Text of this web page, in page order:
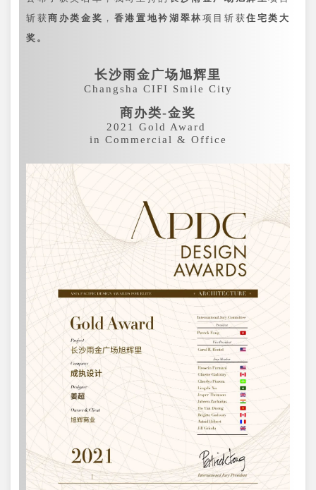
斩获商办类金奖 ， 香港置地衿湖翠林 项目斩获住宅类大
奖。
长沙雨金广场旭辉里
Changsha CIFI Smile City
商办类-金奖
2021 Gold Award
in Commercial & Office